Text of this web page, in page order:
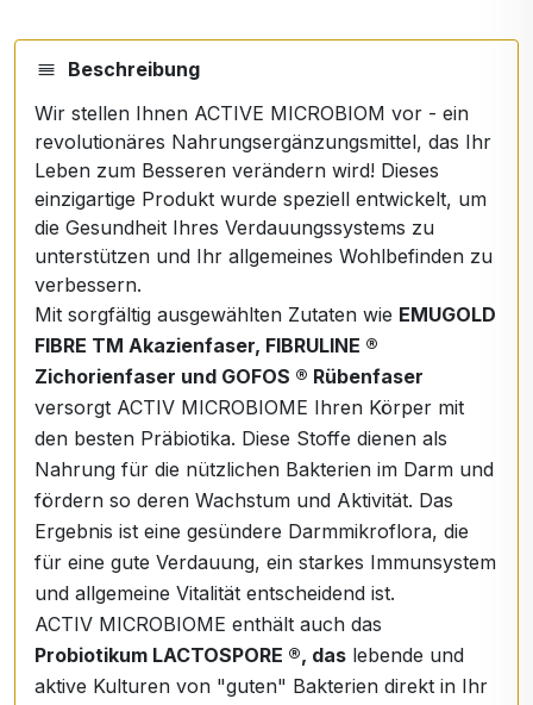
Beschreibung
Wir stellen Ihnen ACTIVE MICROBIOM vor - ein
revolutionäres Nahrungsergänzungsmittel, das Ihr
Leben zum Besseren verändern wird! Dieses
einzigartige Produkt wurde speziell entwickelt, um
die Gesundheit Ihres Verdauungssystems zu
unterstützen und Ihr allgemeines Wohlbefinden zu
verbessern.
Mit sorgfältig ausgewählten Zutaten wie EMUGOLD
FIBRE TM Akazienfaser, FIBRULINE ®
Zichorienfaser und GOFOS ® Rübenfaser
versorgt ACTIV MICROBIOME Ihren Körper mit
den besten Präbiotika. Diese Stoffe dienen als
Nahrung für die nützlichen Bakterien im Darm und
fördern so deren Wachstum und Aktivität. Das
Ergebnis ist eine gesündere Darmmikroflora, die
für eine gute Verdauung, ein starkes Immunsystem
und allgemeine Vitalität entscheidend ist.
ACTIV MICROBIOME enthält auch das
Probiotikum LACTOSPORE ®, das lebende und
aktive Kulturen von "guten" Bakterien direkt in Ihr